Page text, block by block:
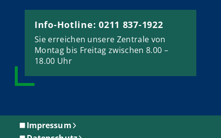
Info-Hotline: 0211 837-1922
Sie erreichen unsere Zentrale von
Montag bis Freitag zwischen 8.00 –
18.00 Uhr
Impressum